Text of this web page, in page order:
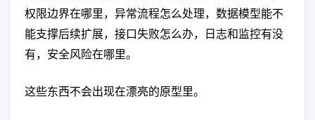
权限边界在哪里，异常流程怎么处理，数据模型能不
能支撑后续扩展，接口失败怎么办，日志和监控有没
有，安全风险在哪里。
这些东西不会出现在漂亮的原型里。